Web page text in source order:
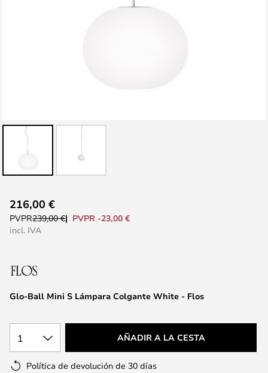
comienzo
galería
imágenes
Glo-Ball Mini S Lámpara Colgante White - Flos
216,00 €
PVPR239,00 €
PVPR -23,00 €
incl. IVA
1 AÑADIR A LA CESTA
Política de devolución de 30 días